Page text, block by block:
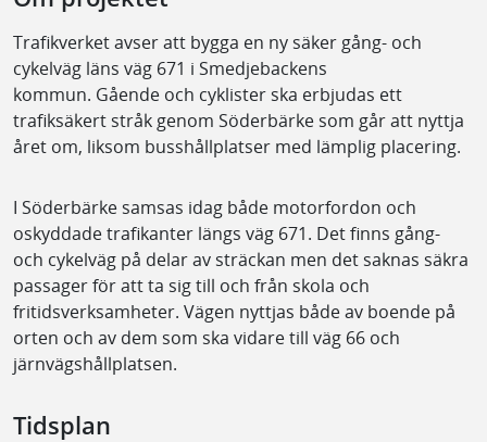
Trafikverket avser att bygga en ny säker gång- och
cykelväg läns väg 671 i Smedjebackens
kommun. Gående och cyklister ska erbjudas ett
trafiksäkert stråk genom Söderbärke som går att nyttja
året om, liksom busshållplatser med lämplig placering.
I Söderbärke samsas idag både motorfordon och
oskyddade trafikanter längs väg 671. Det finns gång-
och cykelväg på delar av sträckan men det saknas säkra
passager för att ta sig till och från skola och
fritidsverksamheter. Vägen nyttjas både av boende på
orten och av dem som ska vidare till väg 66 och
järnvägshållplatsen.
Tidsplan